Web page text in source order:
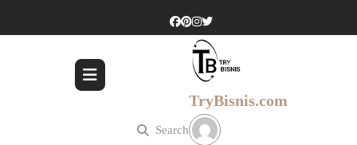
TryBisnis.com
Search